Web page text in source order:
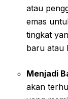
atau
emas
tingkat
baru atau
Menjadi
akan